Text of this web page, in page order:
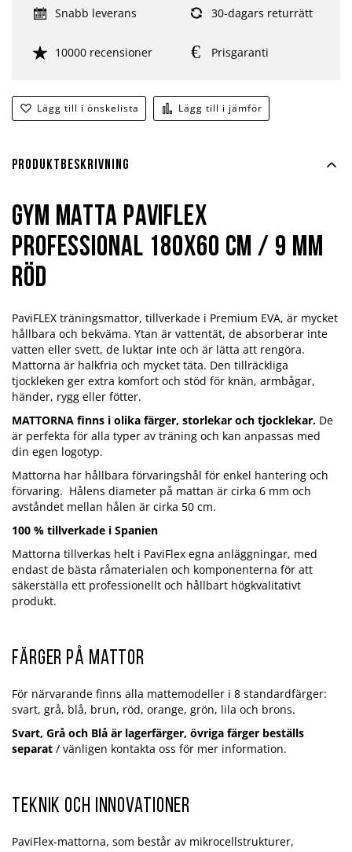
Lägg till i önskelista Lägg till i jämför
Snabb leverans 30-dagars returrätt
10000 recensioner Prisgaranti
Produktbeskrivning
Gym matta PaviFlex
Professional 180x60 cm / 9 mm
röd
PaviFLEX träningsmattor, tillverkade i Premium EVA, är mycket
hållbara och bekväma. Ytan är vattentät, de absorberar inte
vatten eller svett, de luktar inte och är lätta att rengöra.
Mattorna är halkfria och mycket täta. Den tillräckliga
tjockleken ger extra komfort och stöd för knän, armbågar,
händer, rygg eller fötter.
MATTORNA finns i olika färger, storlekar och tjocklekar. De
är perfekta för alla typer av träning och kan anpassas med
din egen logotyp.
Mattorna har hållbara förvaringshål för enkel hantering och
förvaring. Hålens diameter på mattan är cirka 6 mm och
avståndet mellan hålen är cirka 50 cm.
100 % tillverkade i Spanien
Mattorna tillverkas helt i PaviFlex egna anläggningar, med
endast de bästa råmaterialen och komponenterna för att
säkerställa ett professionellt och hållbart högkvalitativt
produkt.
Färger på mattor
För närvarande finns alla mattemodeller i 8 standardfärger:
svart, grå, blå, brun, röd, orange, grön, lila och brons.
Svart, Grå och Blå är lagerfärger, övriga färger beställs
separat / vänligen kontakta oss för mer information.
Teknik och innovationer
PaviFlex-mattorna, som består av mikrocellstrukturer,